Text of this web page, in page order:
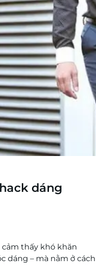
dáng
thấy khó khăn
dáng – mà nằm ở cách